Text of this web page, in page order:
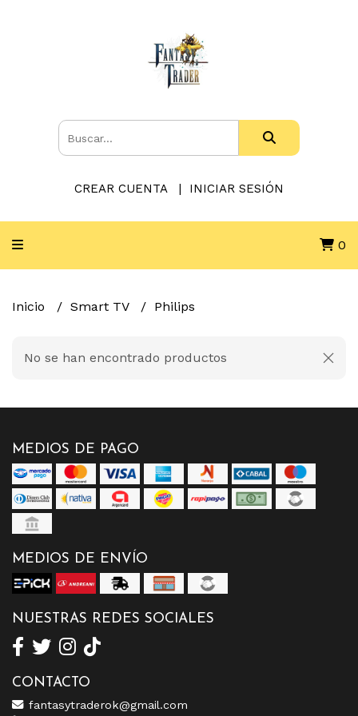
CREAR CUENTA INICIAR SESIÓN
0
Inicio Smart TV Philips
No se han encontrado productos
MEDIOS DE PAGO
MEDIOS DE ENVÍO
NUESTRAS REDES SOCIALES
CONTACTO
fantasytraderok@gmail.com